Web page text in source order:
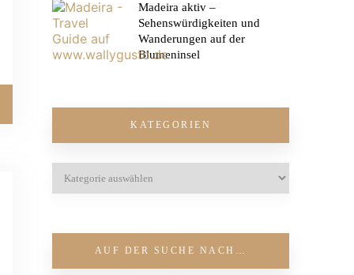
Madeira aktiv –
Sehenswürdigkeiten und
Wanderungen auf der
Blumeninsel
KATEGORIEN
AUF DER SUCHE NACH…